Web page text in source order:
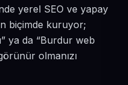
yerel SEO ve yapay
biçimde kuruyor;
ya da “Burdur web
olmanızı